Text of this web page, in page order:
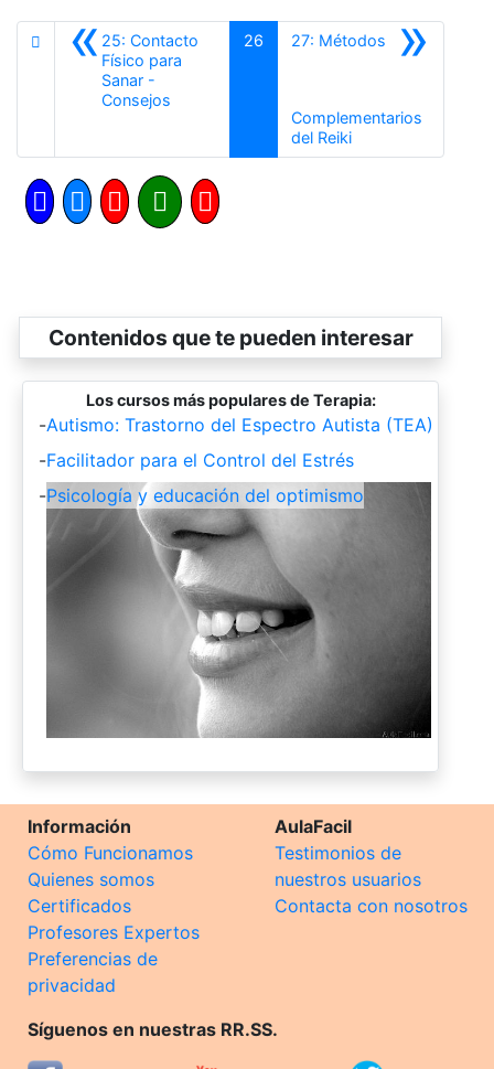
«25: Contacto
Físico para
Sanar -
Consejos
26 »
27: Métodos
Complementarios
del ReikiSiguiente
Contenidos que te pueden interesar
Los cursos más populares de Terapia:
-Autismo: Trastorno del Espectro Autista (TEA)
-Facilitador para el Control del Estrés
-Psicología y educación del optimismo
Información
Cómo Funcionamos
Quienes somos
Certificados
Profesores Expertos
Preferencias de
privacidad
AulaFacil
Testimonios de
nuestros usuarios
Contacta con nosotros
Síguenos en nuestras RR.SS.